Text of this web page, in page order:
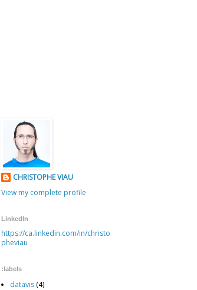
CHRISTOPHE VIAU
View my complete profile
LinkedIn
https://ca.linkedin.com/in/christo
pheviau
:labels
datavis (4)